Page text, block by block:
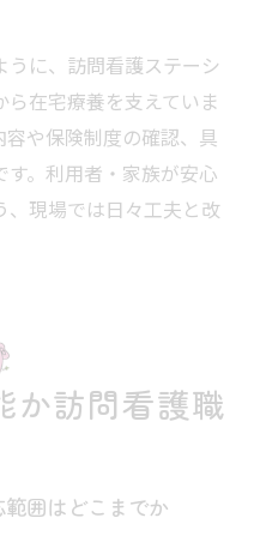
うに、訪問看護ステーシ
在宅療養を支えていま
や保険制度の確認、具
。利用者・家族が安心
、現場では日々工夫と改
か訪問看護職
囲はどこまでか